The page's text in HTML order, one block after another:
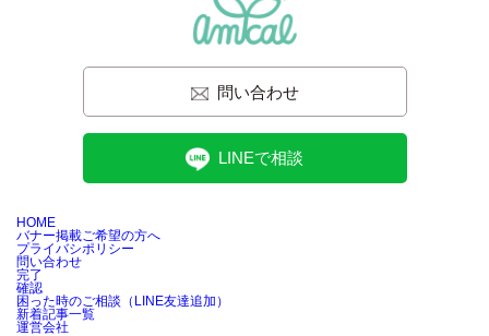
問い合わせ
LINEで相談
HOME
バナー掲載ご希望の方へ
プライバシポリシー
問い合わせ
完了
確認
困った時のご相談（LINE友達追加）
新着記事一覧
運営会社